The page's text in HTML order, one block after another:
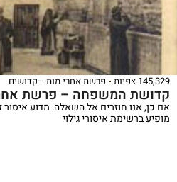
145,329 צפיות פרשת אחרי מות –קדושים
קדושת המשפחה – פרשת
אם כן, אנו חוזרים אל השאלה: מדוע
מופיע ברשימת איסורי גילוי